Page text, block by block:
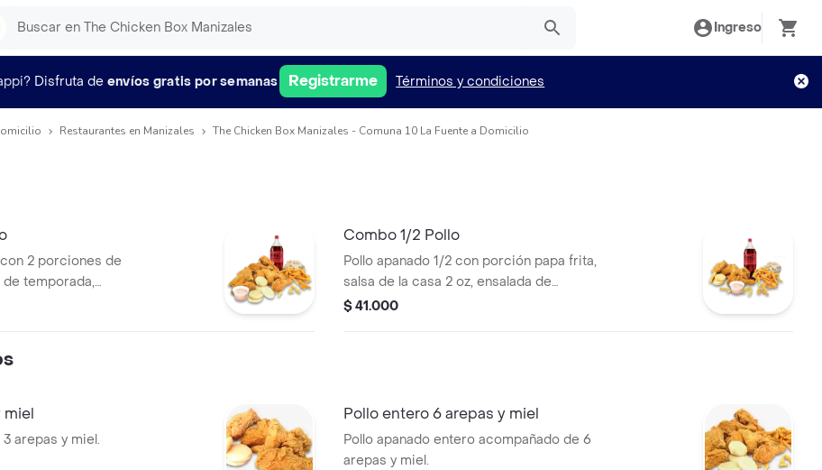
Ingreso
Disfruta de envíos gratis por semanas Registrarme Términos y condiciones
Restaurantes en Manizales The Chicken Box Manizales - Comuna 10 La Fuente a Domicilio
2 porciones de
temporada,
arepas, miel,
Combo 1/2 Pollo
Pollo apanado 1/2 con porción papa frita,
salsa de la casa 2 oz, ensalada de
temporada, 3 arepas, miel, gaseosa 1 l a
$ 41.000
miel
arepas y miel.
Pollo entero 6 arepas y miel
Pollo apanado entero acompañado de 6
arepas y miel.